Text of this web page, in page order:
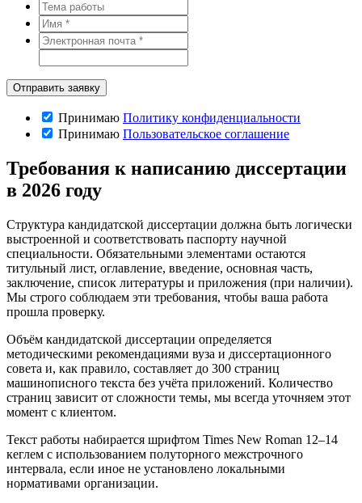
Принимаю Политику конфиденциальности
Принимаю Пользовательское соглашение
Требования к написанию диссертации
в 2026 году
Структура кандидатской диссертации должна быть логически
выстроенной и соответствовать паспорту научной
специальности. Обязательными элементами остаются
титульный лист, оглавление, введение, основная часть,
заключение, список литературы и приложения (при наличии).
Мы строго соблюдаем эти требования, чтобы ваша работа
прошла проверку.
Объём кандидатской диссертации определяется
методическими рекомендациями вуза и диссертационного
совета и, как правило, составляет до 300 страниц
машинописного текста без учёта приложений. Количество
страниц зависит от сложности темы, мы всегда уточняем этот
момент с клиентом.
Текст работы набирается шрифтом Times New Roman 12–14
кеглем с использованием полуторного межстрочного
интервала, если иное не установлено локальными
нормативами организации.